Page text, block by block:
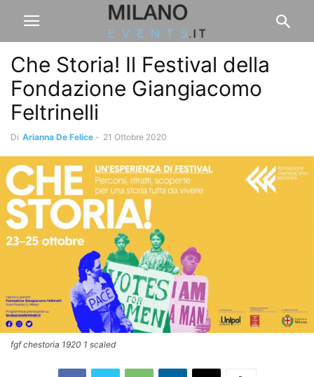
Che Storia! Il Festival della
Fondazione Giangiacomo
Feltrinelli
Di Arianna De Felice - 21 Ottobre 2020
fgf chestoria 1920 1 scaled